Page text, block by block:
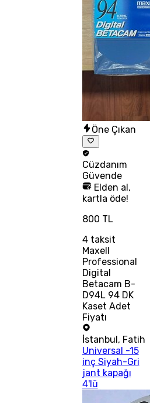
Öne Çıkan
Cüzdanım
Güvende
Elden al,
kartla öde!
800 TL
4taksit
Maxell
Professional
Digital
Betacam B-
D94L 94 DK
Kaset Adet
Fiyatı
İstanbul , Fatih
Universal -15
inç Siyah-Gri
jant kapağı
4'lü